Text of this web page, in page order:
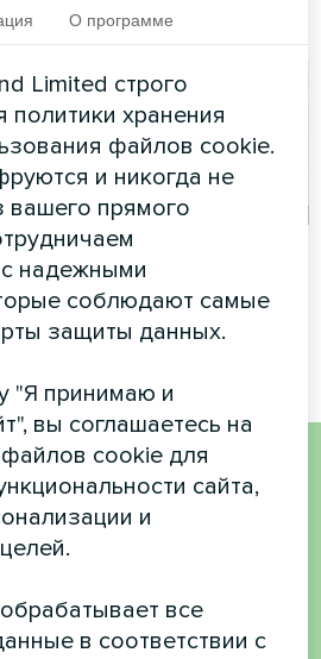
BeeHeat
Fi
Частный дом
Тепловой насос BeeHeat
MHS-N14BH
или у вас
и мы поможем вам
О программе
Limited строго
политики хранения
файлов cookie.
и никогда не
вашего прямого
надежными
соблюдают самые
защиты данных.
"Я принимаю и
вы соглашаетесь на
cookie для
сайта,
и
все
в соответствии с